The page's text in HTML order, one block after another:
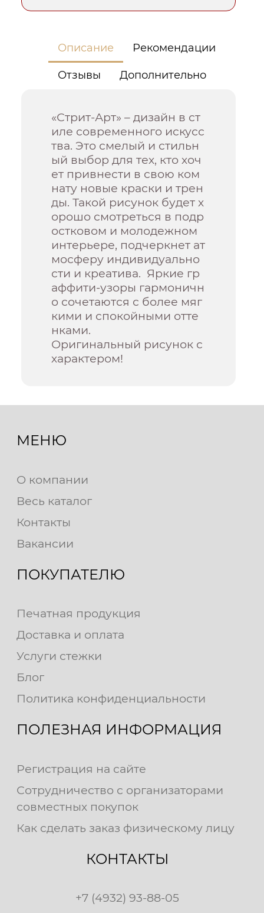
Описание Рекомендации
Отзывы Дополнительно
«Стрит-Арт» – дизайн в ст
иле современного искусс
тва. Это смелый и стильн
ый выбор для тех, кто хоч
ет привнести в свою ком
нату новые краски и трен
ды. Такой рисунок будет х
орошо смотреться в подр
остковом и молодежном
интерьере, подчеркнет ат
мосферу индивидуально
сти и креатива. Яркие гр
аффити-узоры гармоничн
о сочетаются с более мяг
кими и спокойными отте
нками.
Оригинальный рисунок с
характером!
МЕНЮ
О компании
Весь каталог
Контакты
Вакансии
ПОКУПАТЕЛЮ
Печатная продукция
Доставка и оплата
Услуги стежки
Блог
Политика конфиденциальности
ПОЛЕЗНАЯ ИНФОРМАЦИЯ
Регистрация на сайте
Сотрудничество с организаторами
совместных покупок
Как сделать заказ физическому лицу
КОНТАКТЫ
+7 (4932) 93-88-05